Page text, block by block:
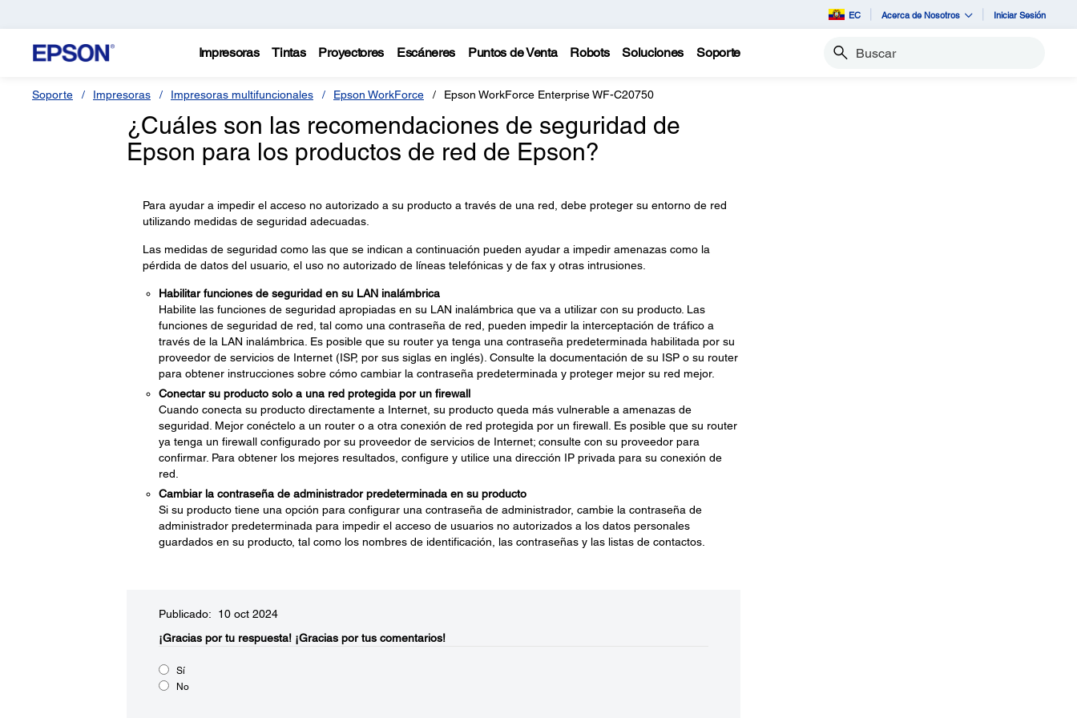
EC Acerca de Nosotros Iniciar Sesión
Impresoras Tintas Proyectores Escáneres Puntos de Venta Robots Soluciones Soporte Buscar
Soporte Impresoras Impresoras multifuncionales Epson WorkForce Epson WorkForce Enterprise WF-C20750
¿Cuáles son las recomendaciones de seguridad de
Epson para los productos de red de Epson?
Para ayudar a impedir el acceso no autorizado a su producto a través de una red, debe proteger su entorno de red
utilizando medidas de seguridad adecuadas.
Las medidas de seguridad como las que se indican a continuación pueden ayudar a impedir amenazas como la
pérdida de datos del usuario, el uso no autorizado de líneas telefónicas y de fax y otras intrusiones.
Habilitar funciones de seguridad en su LAN inalámbrica
Habilite las funciones de seguridad apropiadas en su LAN inalámbrica que va a utilizar con su producto. Las
funciones de seguridad de red, tal como una contraseña de red, pueden impedir la interceptación de tráfico a
través de la LAN inalámbrica. Es posible que su router ya tenga una contraseña predeterminada habilitada por su
proveedor de servicios de Internet (ISP, por sus siglas en inglés). Consulte la documentación de su ISP o su router
para obtener instrucciones sobre cómo cambiar la contraseña predeterminada y proteger mejor su red mejor.
Conectar su producto solo a una red protegida por un firewall
Cuando conecta su producto directamente a Internet, su producto queda más vulnerable a amenazas de
seguridad. Mejor conéctelo a un router o a otra conexión de red protegida por un firewall. Es posible que su router
ya tenga un firewall configurado por su proveedor de servicios de Internet; consulte con su proveedor para
confirmar. Para obtener los mejores resultados, configure y utilice una dirección IP privada para su conexión de
red.
Cambiar la contraseña de administrador predeterminada en su producto
Si su producto tiene una opción para configurar una contraseña de administrador, cambie la contraseña de
administrador predeterminada para impedir el acceso de usuarios no autorizados a los datos personales
guardados en su producto, tal como los nombres de identificación, las contraseñas y las listas de contactos.
Publicado: 10 oct 2024
¡Gracias por tu respuesta! ¡Gracias por tus comentarios!
Sí
No